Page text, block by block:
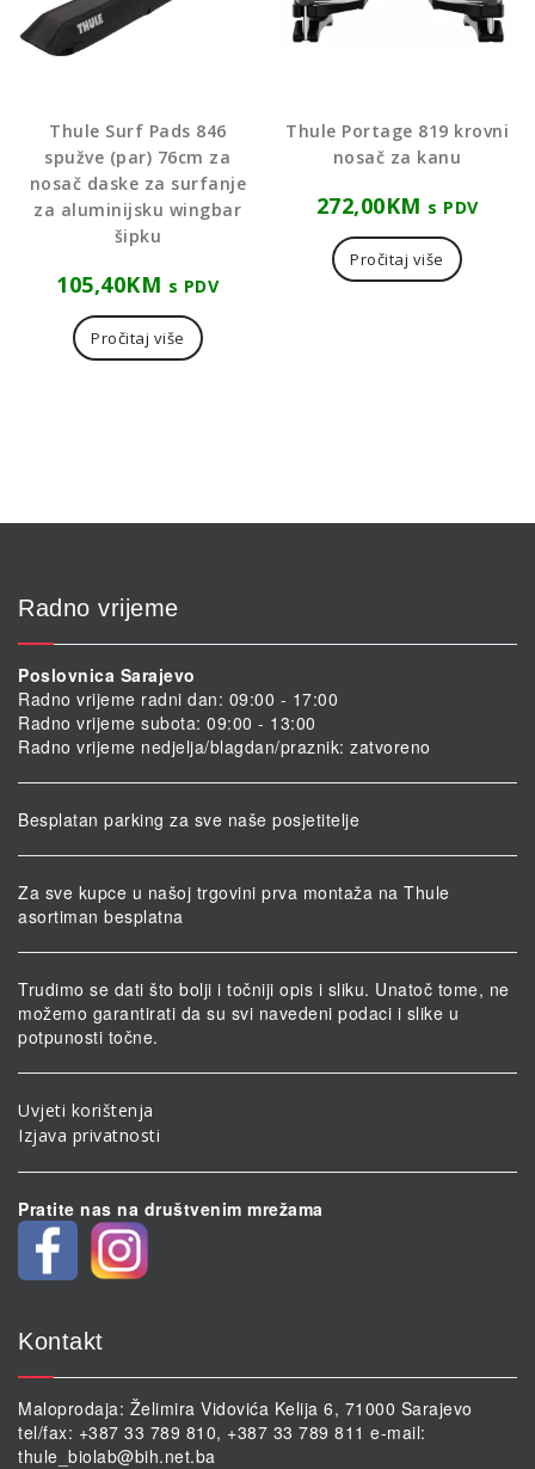
Thule Surf Pads 846
spužve (par) 76cm za
nosač daske za surfanje
za aluminijsku wingbar
šipku
105,40KM s PDV
Pročitaj više
Thule Portage 819 krovni
nosač za kanu
272,00KM s PDV
Pročitaj više
Radno vrijeme
Poslovnica Sarajevo
Radno vrijeme radni dan: 09:00 - 17:00
Radno vrijeme subota: 09:00 - 13:00
Radno vrijeme nedjelja/blagdan/praznik: zatvoreno
Besplatan parking za sve naše posjetitelje
Za sve kupce u našoj trgovini prva montaža na Thule
asortiman besplatna
Trudimo se dati što bolji i točniji opis i sliku. Unatoč tome, ne
možemo garantirati da su svi navedeni podaci i slike u
potpunosti točne.
Uvjeti korištenja
Izjava privatnosti
Pratite nas na društvenim mrežama
Kontakt
Maloprodaja: Želimira Vidovića Kelija 6, 71000 Sarajevo
tel/fax: +387 33 789 810, +387 33 789 811 e-mail:
thule_biolab@bih.net.ba